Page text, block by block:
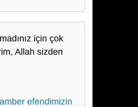
için çok
Allah sizden
efendimizin